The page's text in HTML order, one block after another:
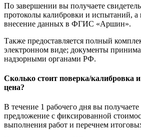
По завершении вы получаете
протоколы калибровки и испытаний,
внесение данных в ФГИС «Аршин».
Также предоставляется полный
электронном виде; документы
надзорными органами РФ.
Сколько стоит поверка/калибровка и
цена?
В течение 1 рабочего дня вы получаете
предложение с фиксированной
выполнения работ и перечнем